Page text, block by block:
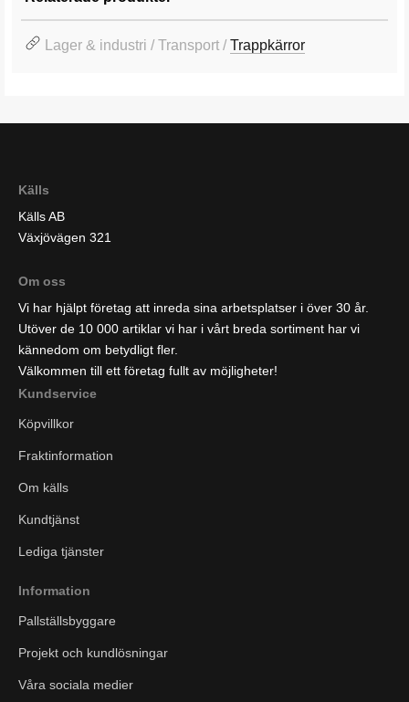
Lager & industri / Transport /Trappkärror
Källs
Källs AB
Växjövägen 321
Om oss
Vi har hjälpt företag att inreda sina arbetsplatser i över 30 år.
Utöver de 10 000 artiklar vi har i vårt breda sortiment har vi
kännedom om betydligt fler.
Välkommen till ett företag fullt av möjligheter!
Kundservice
Köpvillkor
Fraktinformation
Om källs
Kundtjänst
Lediga tjänster
Information
Pallställsbyggare
Projekt och kundlösningar
Våra sociala medier